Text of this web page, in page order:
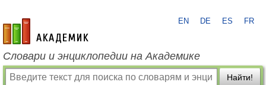
academic.ru
EN DE ES FR
Словари и энциклопедии на Академике
Найти!